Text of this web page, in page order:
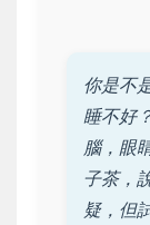
你是不
睡不好
腦，眼
子茶，
疑，但